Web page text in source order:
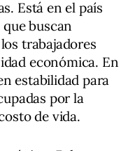
Está en el país
buscan
trabajadores
económica. En
estabilidad para
por la
de vida.